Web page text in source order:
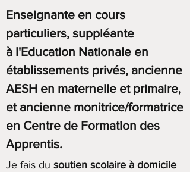
Enseignante en cours
particuliers, suppléante
à l'Education Nationale en
établissements privés, ancienne
AESH en maternelle et primaire,
et ancienne monitrice/formatrice
en Centre de Formation des
Apprentis.
Je fais du soutien scolaire à domicile